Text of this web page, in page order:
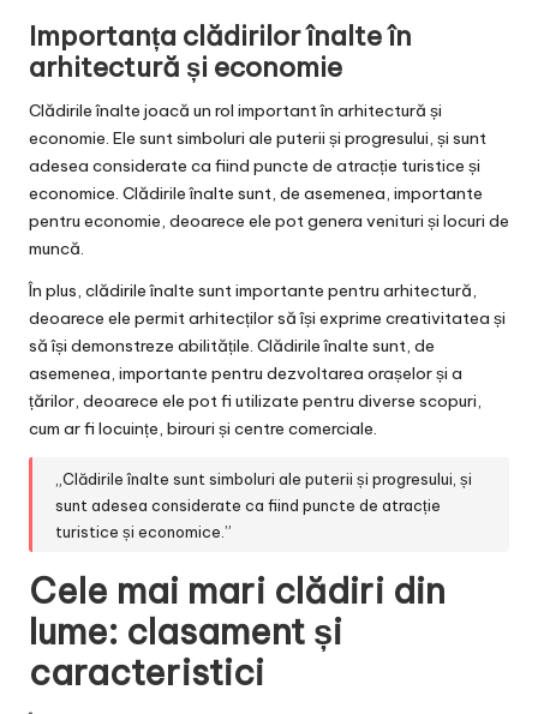
Importanța clădirilor înalte în
arhitectură și economie
Clădirile înalte joacă un rol important în arhitectură și
economie. Ele sunt simboluri ale puterii și progresului, și sunt
adesea considerate ca fiind puncte de atracție turistice și
economice. Clădirile înalte sunt, de asemenea, importante
pentru economie, deoarece ele pot genera venituri și locuri de
muncă.
În plus, clădirile înalte sunt importante pentru arhitectură,
deoarece ele permit arhitecților să își exprime creativitatea și
să își demonstreze abilitățile. Clădirile înalte sunt, de
asemenea, importante pentru dezvoltarea orașelor și a
țărilor, deoarece ele pot fi utilizate pentru diverse scopuri,
cum ar fi locuințe, birouri și centre comerciale.
„Clădirile înalte sunt simboluri ale puterii și progresului, și
sunt adesea considerate ca fiind puncte de atracție
turistice și economice.”
Cele mai mari clădiri din
lume: clasament și
caracteristici